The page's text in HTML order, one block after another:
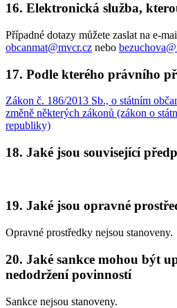
16. Elektronická služba,
Případné dotazy můžete zaslat na e-
obcanmat@mvcr.cz nebo
17. Podle kterého právního
Zákon č. 186/2013 Sb., o státním
změně některých zákonů (zákon o
republiky)
18. Jaké jsou související
19. Jaké jsou opravné
Opravné prostředky nejsou stanoveny.
20. Jaké sankce mohou být
nedodržení povinností
Sankce nejsou stanoveny.